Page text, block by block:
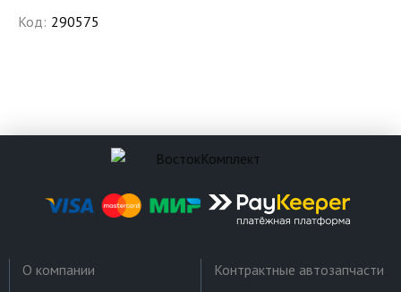
Код: 290575
О компании
Контрактные автозапчасти